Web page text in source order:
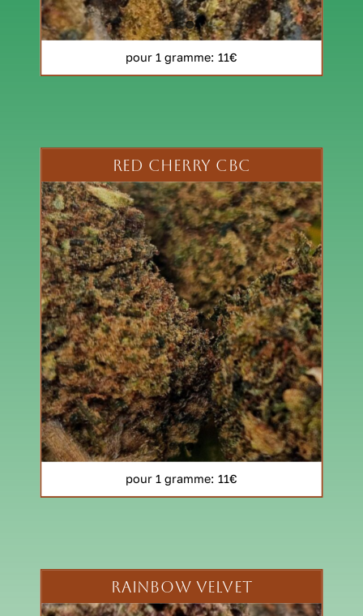
pour 1 gramme: 11€
RED CHERRY CBC
pour 1 gramme: 11€
RAINBOW VELVET